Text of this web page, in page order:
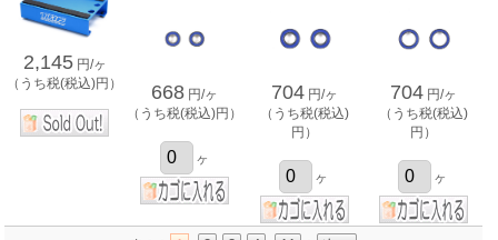
2,145 円/ヶ
（うち税(税込)円）
668 円/ヶ
（うち税(税込)円）
ヶ
704 円/ヶ
（うち税(税込)
円）
ヶ
704 円/ヶ
（うち税(税込)
円）
ヶ